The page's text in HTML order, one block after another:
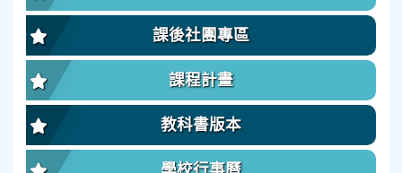
課後社團專區
課程計畫
教科書版本
學校行事曆